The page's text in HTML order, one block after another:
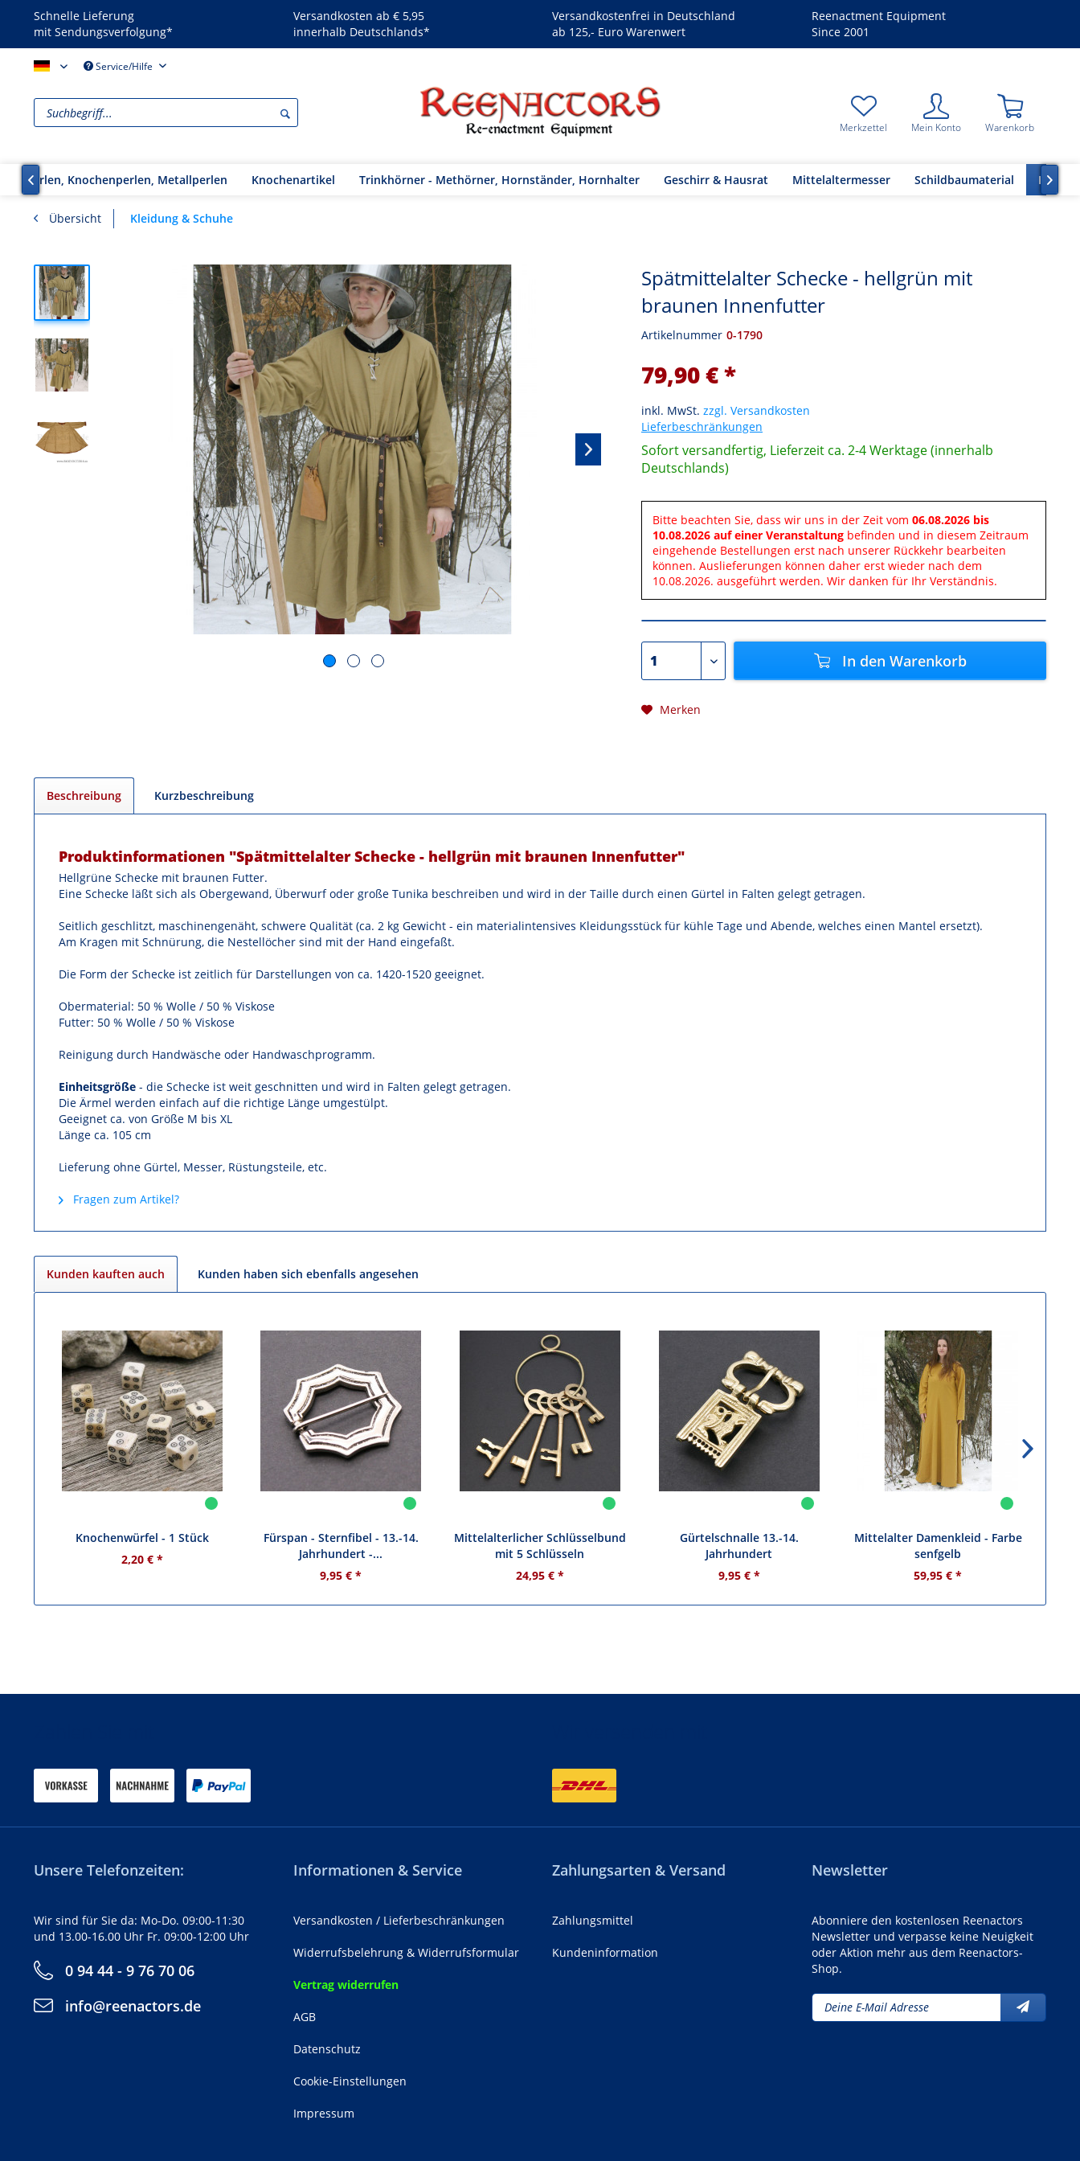
Schnelle Lieferung
mit Sendungsverfolgung*
Versandkosten ab € 5,95
innerhalb Deutschlands*
Versandkostenfrei in Deutschland
ab 125,- Euro Warenwert
Reenactment Equipment
Since 2001
Reenactors - DEService/Hilfe
Merkzettel Mein Konto Warenkorb
Glasperlen, Knochenperlen, Metallperlen Knochenartikel Trinkhörner - Methörner, Hornständer, Hornhalter Geschirr & Hausrat Mittelaltermesser Schildbaumaterial
 
Übersicht Kleidung & Schuhe
Spätmittelalter Schecke - hellgrün mit
braunen Innenfutter
Artikelnummer 0-1790
79,90 € *
inkl. MwSt. zzgl. Versandkosten
Lieferbeschränkungen
Sofort versandfertig, Lieferzeit ca. 2-4 Werktage (innerhalb
Deutschlands)
Bitte beachten Sie, dass wir uns in der Zeit vom 06.08.2026 bis
10.08.2026 auf einer Veranstaltung befinden und in diesem Zeitraum
eingehende Bestellungen erst nach unserer Rückkehr bearbeiten
können. Auslieferungen können daher erst wieder nach dem
10.08.2026. ausgeführt werden. Wir danken für Ihr Verständnis.
In den Warenkorb
Merken
Beschreibung Kurzbeschreibung
Produktinformationen "Spätmittelalter Schecke - hellgrün mit braunen Innenfutter"
Hellgrüne Schecke mit braunen Futter.
Eine Schecke läßt sich als Obergewand, Überwurf oder große Tunika beschreiben und wird in der Taille durch einen Gürtel in Falten gelegt getragen.
Seitlich geschlitzt, maschinengenäht, schwere Qualität (ca. 2 kg Gewicht - ein materialintensives Kleidungsstück für kühle Tage und Abende, welches einen Mantel ersetzt).
Am Kragen mit Schnürung, die Nestellöcher sind mit der Hand eingefaßt.
Die Form der Schecke ist zeitlich für Darstellungen von ca. 1420-1520 geeignet.
Obermaterial: 50 % Wolle / 50 % Viskose
Futter: 50 % Wolle / 50 % Viskose
Reinigung durch Handwäsche oder Handwaschprogramm.
Einheitsgröße - die Schecke ist weit geschnitten und wird in Falten gelegt getragen.
Die Ärmel werden einfach auf die richtige Länge umgestülpt.
Geeignet ca. von Größe M bis XL
Länge ca. 105 cm
Lieferung ohne Gürtel, Messer, Rüstungsteile, etc.
Fragen zum Artikel?
Kunden kauften auch Kunden haben sich ebenfalls angesehen
Knochenwürfel - 1 Stück
2,20 € *
Fürspan - Sternfibel - 13.-14.
Jahrhundert -...
9,95 € *
Mittelalterlicher Schlüsselbund
mit 5 Schlüsseln
24,95 € *
Gürtelschnalle 13.-14.
Jahrhundert
9,95 € *
Mittelalter Damenkleid - Farbe
senfgelb
59,95 € *
Unsere Telefonzeiten:
Wir sind für Sie da: Mo-Do. 09:00-11:30
und 13.00-16.00 Uhr Fr. 09:00-12:00 Uhr
0 94 44 - 9 76 70 06
info@reenactors.de
Informationen & Service
Versandkosten / Lieferbeschränkungen
Widerrufsbelehrung & Widerrufsformular
Vertrag widerrufen
AGB
Datenschutz
Cookie-Einstellungen
Impressum
Zahlungsarten & Versand
Zahlungsmittel
Kundeninformation
Newsletter
Abonniere den kostenlosen Reenactors
Newsletter und verpasse keine Neuigkeit
oder Aktion mehr aus dem Reenactors-
Shop.